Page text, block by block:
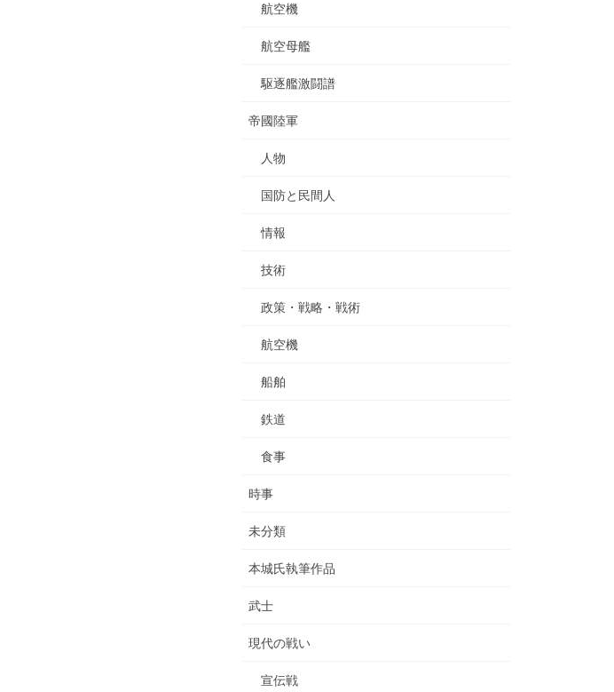
航空機
航空母艦
駆逐艦激闘譜
帝國陸軍
人物
国防と民間人
情報
技術
政策・戦略・戦術
航空機
船舶
鉄道
食事
時事
未分類
本城氏執筆作品
武士
現代の戦い
宣伝戦